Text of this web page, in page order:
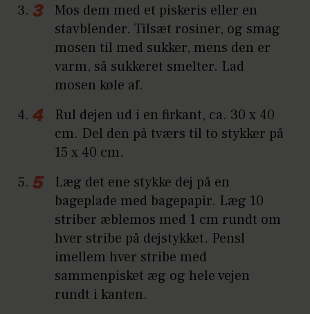
Mos dem med et piskeris eller en
stavblender. Tilsæt rosiner, og smag
mosen til med sukker, mens den er
varm, så sukkeret smelter. Lad
mosen køle af.
Rul dejen ud i en firkant, ca. 30 x 40
cm. Del den på tværs til to stykker på
15 x 40 cm.
Læg det ene stykke dej på en
bageplade med bagepapir. Læg 10
striber æblemos med 1 cm rundt om
hver stribe på dejstykket. Pensl
imellem hver stribe med
sammenpisket æg og hele vejen
rundt i kanten.